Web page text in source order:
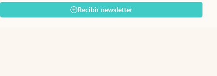
Recibir newsletter